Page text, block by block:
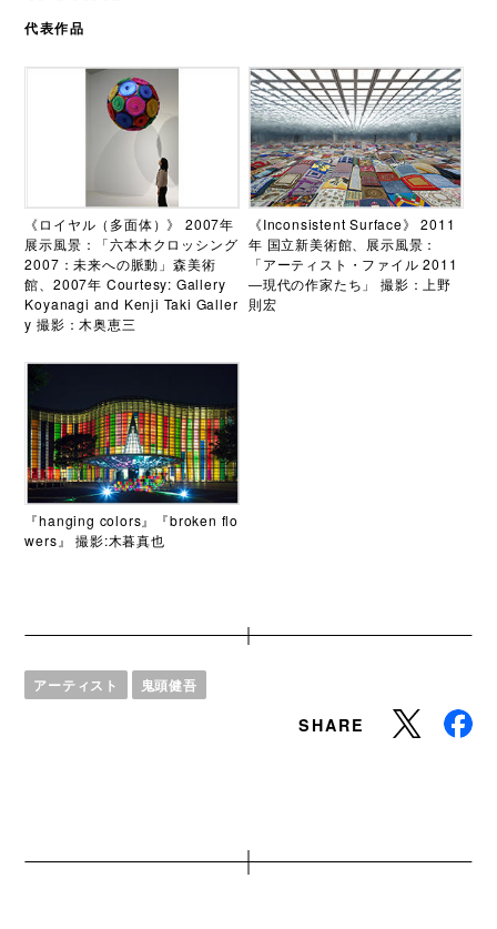
代表作品
《ロイヤル（多面体）》 2007年
展示風景：「六本木クロッシング
2007：未来への脈動」森美術
館、2007年 Courtesy: Gallery
Koyanagi and Kenji Taki Galler
y 撮影：木奥恵三
《Inconsistent Surface》 2011
年 国立新美術館、展示風景：
「アーティスト・ファイル 2011
―現代の作家たち」 撮影：上野
則宏
『hanging colors』『broken flo
wers』 撮影:木暮真也
アーティスト 鬼頭健吾
SHARE